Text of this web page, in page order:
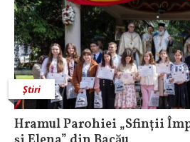
Știri
Hramul Parohiei „Sfinții